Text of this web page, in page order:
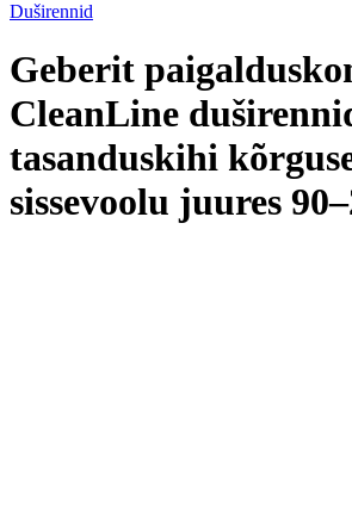
Duširennid
Geberit
CleanLine
tasanduskihi
sissevoolu juures